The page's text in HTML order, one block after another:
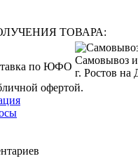
ТОВАРА:
по ЮФО
Самовывоз
г. Ростов на
офертой.